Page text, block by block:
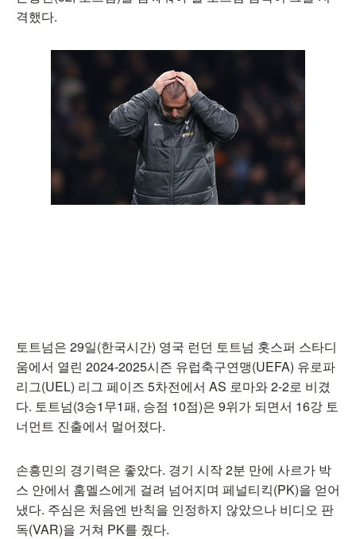
격했다.
토트넘은 29일(한국시간) 영국 런던 토트넘 홋스퍼 스타디
움에서 열린 2024-2025시즌 유럽축구연맹(UEFA) 유로파
리그(UEL) 리그 페이즈 5차전에서 AS 로마와 2-2로 비겼
다. 토트넘(3승1무1패, 승점 10점)은 9위가 되면서 16강 토
너먼트 진출에서 멀어졌다.
손흥민의 경기력은 좋았다. 경기 시작 2분 만에 사르가 박
스 안에서 훔멜스에게 걸려 넘어지며 페널티킥(PK)을 얻어
냈다. 주심은 처음엔 반칙을 인정하지 않았으나 비디오 판
독(VAR)을 거쳐 PK를 줬다.